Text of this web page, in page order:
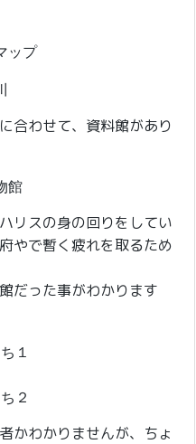
合わせて、資料館があり
リスの身の回りをしてい
やで暫く疲れを取るため
だった事がわかります
かわかりませんが、ちょ